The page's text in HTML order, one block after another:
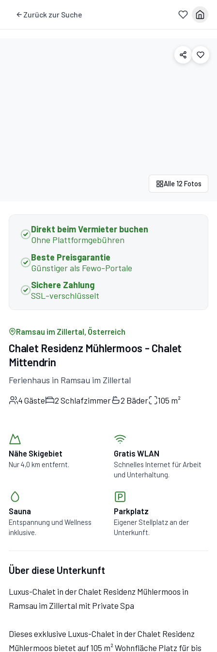
Zurück zur Suche
Alle 12 Fotos
Direkt beim Vermieter buchen
Ohne Plattformgebühren
Beste Preisgarantie
Günstiger als Fewo-Portale
Sichere Zahlung
SSL-verschlüsselt
Ramsau im Zillertal, Österreich
Chalet Residenz Mühlermoos - Chalet
Mittendrin
Ferienhaus in Ramsau im Zillertal
4 Gäste 2 Schlafzimmer 2 Bäder 105 m²
Nähe Skigebiet
Nur 4,0 km entfernt.
Gratis WLAN
Schnelles Internet für Arbeit
und Unterhaltung.
Sauna
Entspannung und Wellness
inklusive.
Parkplatz
Eigener Stellplatz an der
Unterkunft.
Über diese Unterkunft
Luxus-Chalet in der Chalet Residenz Mühlermoos in
Ramsau im Zillertal mit Private Spa
Dieses exklusive Luxus-Chalet in der Chalet Residenz
Mühlermoos bietet auf 105 m² Wohnfläche Platz für bis